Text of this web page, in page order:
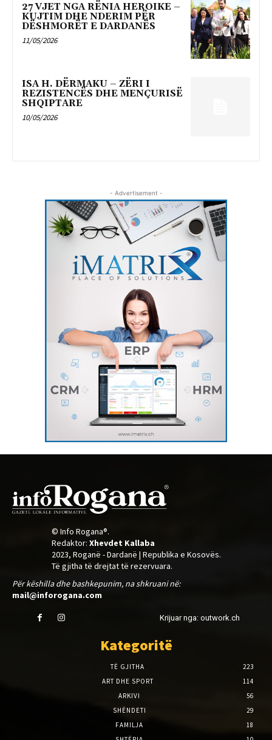
27 VJET NGA RËNIA HEROIKE –
KUJTIM DHE NDERIM PËR
DËSHMORËT E DARDANËS
11/05/2026
ISA H. DËRMAKU – ZËRI I
REZISTENCËS DHE MENÇURISË
SHQIPTARE
10/05/2026
- Advertisement -
© Info Rogana®.
Redaktor: Xhevdet Kallaba
2023, Roganë - Dardanë | Republika e Kosovës.
Të gjitha të drejtat të rezervuara.
Për këshilla dhe bashkepunim, na shkruani në:
mail@inforogana.com
Krijuar nga: outwork.ch
Kategoritë
TË GJITHA
223
ART DHE SPORT
114
ARKIVI
56
SHËNDETI
29
FAMILJA
18